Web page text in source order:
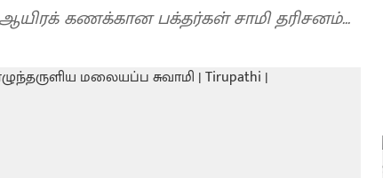
ஆயிரக் கணக்கான பக்தர்கள் சாமி தரிசனம்...